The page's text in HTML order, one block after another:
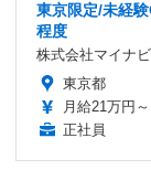
東京限定/未経
程度
株式会社マイナ
東京都
月給21万円～
正社員